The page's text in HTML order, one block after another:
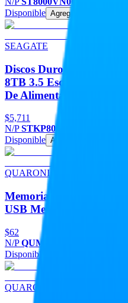
Disponible Agregar
SEAGATE
Discos Duros Disco
8TB 3.5 Escritorio USB
De Alimentacion
$5,711
N/PSTKP8000400
Disponible Agregar
QUARONI
Memorias Memoria
USB Metalica USB 2.0
$62
N/PQUM16Z
Disponible
QUARONI